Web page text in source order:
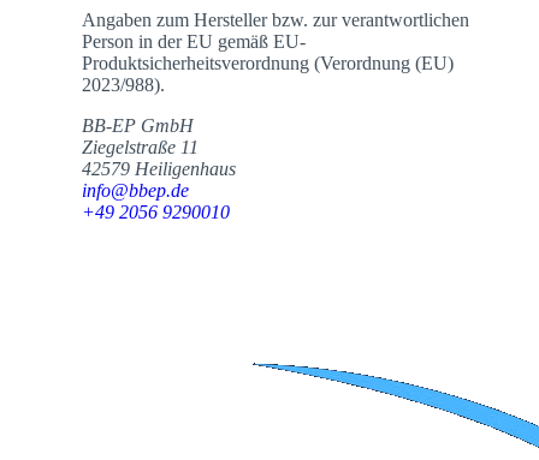
Angaben zum Hersteller bzw. zur verantwortlichen
Person in der EU gemäß EU-
Produktsicherheitsverordnung (Verordnung (EU)
2023/988).
BB-EP GmbH
Ziegelstraße 11
42579 Heiligenhaus
info@bbep.de
+49 2056 9290010